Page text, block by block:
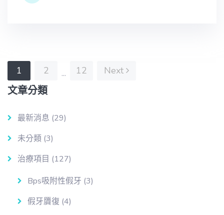
1 2 ... 12
Next
文章分類
最新消息 (29)
未分類 (3)
治療項目 (127)
Bps吸附性假牙 (3)
假牙贗復 (4)